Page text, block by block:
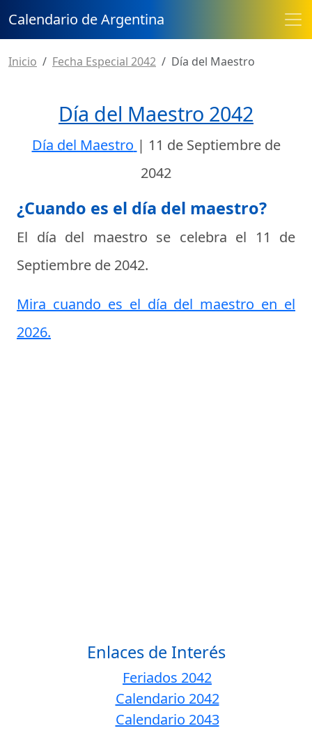
Calendario de Argentina
Inicio Fecha Especial 2042 Día del Maestro
Día del Maestro 2042
Día del Maestro | 11 de Septiembre de
2042
¿Cuando es el día del maestro?
El día del maestro se celebra el 11 de
Septiembre de 2042.
Mira cuando es el día del maestro en el
2026.
Enlaces de Interés
Feriados 2042
Calendario 2042
Calendario 2043